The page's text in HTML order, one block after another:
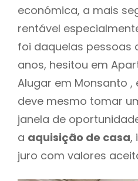
económica, a mais
rentável
foi daquelas pessoas
anos, hesitou em
Alugar em Monsanto
deve mesmo tomar
janela de
a aquisição de casa,
juro com valores